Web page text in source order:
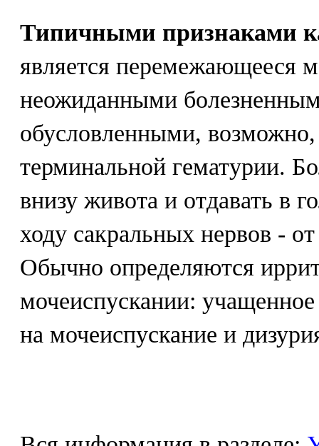
Типичными признаками
является перемежающееся
неожиданными
обусловленными,
терминальной гематурии.
внизу живота и отдавать в
ходу сакральных нервов -
Обычно определяются
мочеиспускании:
на мочеиспускание и